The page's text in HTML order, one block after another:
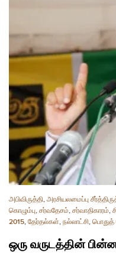
அபிவிருத்தி, அரசியலமைப்பு
கொழும்பு, சர்வதேசம், சர்வாதிகாரம்,
2015, தேர்தல்கள், நல்லாட்சி, பொதுத்
ஒரு வருடத்தின்